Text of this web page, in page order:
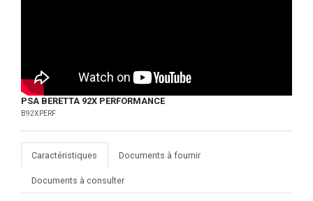
PSA BERETTA 92X PERFORMANCE
B92XPERF
Caractéristiques Documents à fournir
Documents à consulter